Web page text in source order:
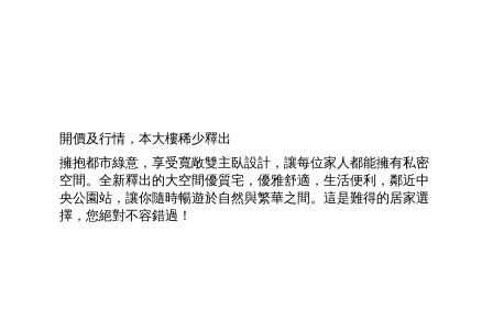
開價及行情，本大樓稀少釋出
擁抱都市綠意，享受寬敞雙主臥設計，讓每位家人都能擁有私密
空間。全新釋出的大空間優質宅，優雅舒適，生活便利，鄰近中
央公園站，讓你隨時暢遊於自然與繁華之間。這是難得的居家選
擇，您絕對不容錯過！